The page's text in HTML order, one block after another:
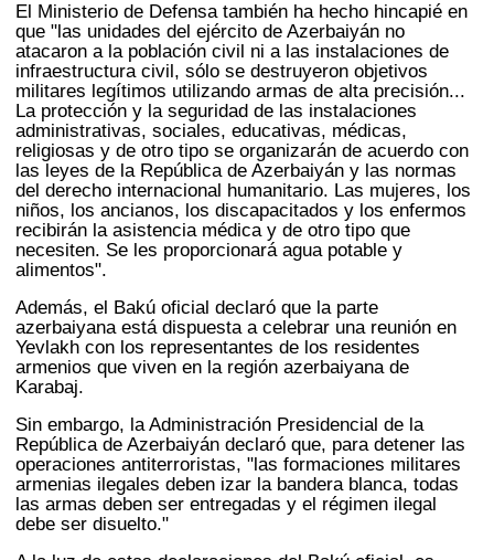
El Ministerio de Defensa también ha hecho hincapié en
que "las unidades del ejército de Azerbaiyán no
atacaron a la población civil ni a las instalaciones de
infraestructura civil, sólo se destruyeron objetivos
militares legítimos utilizando armas de alta precisión...
La protección y la seguridad de las instalaciones
administrativas, sociales, educativas, médicas,
religiosas y de otro tipo se organizarán de acuerdo con
las leyes de la República de Azerbaiyán y las normas
del derecho internacional humanitario. Las mujeres, los
niños, los ancianos, los discapacitados y los enfermos
recibirán la asistencia médica y de otro tipo que
necesiten. Se les proporcionará agua potable y
alimentos".
Además, el Bakú oficial declaró que la parte
azerbaiyana está dispuesta a celebrar una reunión en
Yevlakh con los representantes de los residentes
armenios que viven en la región azerbaiyana de
Karabaj.
Sin embargo, la Administración Presidencial de la
República de Azerbaiyán declaró que, para detener las
operaciones antiterroristas, "las formaciones militares
armenias ilegales deben izar la bandera blanca, todas
las armas deben ser entregadas y el régimen ilegal
debe ser disuelto."